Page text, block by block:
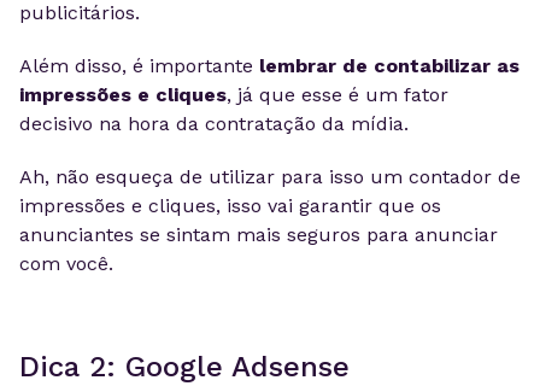
publicitários.
Além disso, é importante lembrar de contabilizar as
impressões e cliques, já que esse é um fator
decisivo na hora da contratação da mídia.
Ah, não esqueça de utilizar para isso um contador de
impressões e cliques, isso vai garantir que os
anunciantes se sintam mais seguros para anunciar
com você.
Dica 2: Google Adsense